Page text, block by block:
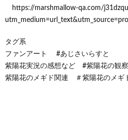
https://marshmallow-qa.com/
タグ系
ファンアート #あじさいらすと
紫陽花実況の感想など #紫陽花の観
紫陽花のメギド関連 ＃紫陽花のメギ